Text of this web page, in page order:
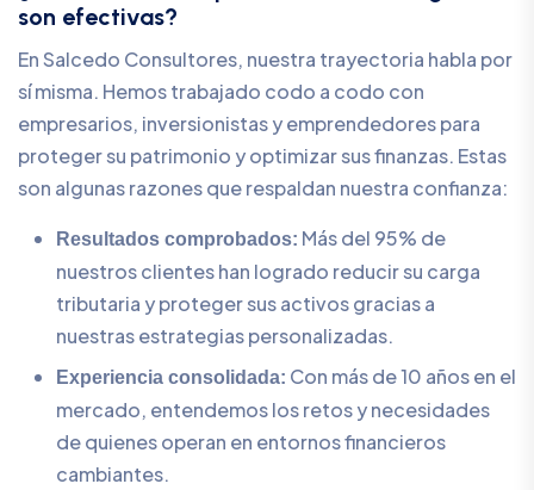
son efectivas?
En Salcedo Consultores, nuestra trayectoria habla por
sí misma. Hemos trabajado codo a codo con
empresarios, inversionistas y emprendedores para
proteger su patrimonio y optimizar sus finanzas. Estas
son algunas razones que respaldan nuestra confianza:
Resultados comprobados: Más del 95% de
nuestros clientes han logrado reducir su carga
tributaria y proteger sus activos gracias a
nuestras estrategias personalizadas.
Experiencia consolidada: Con más de 10 años en el
mercado, entendemos los retos y necesidades
de quienes operan en entornos financieros
cambiantes.